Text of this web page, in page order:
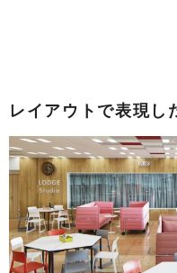
レイアウトで表現し